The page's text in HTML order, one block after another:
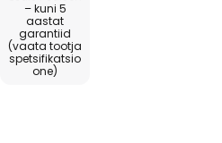
Su ingenioso
la luz sin deslumbramientos
de vista funcional como
– kuni 5
aastat
garantiid
(vaata tootja
spetsifikatsio
one)